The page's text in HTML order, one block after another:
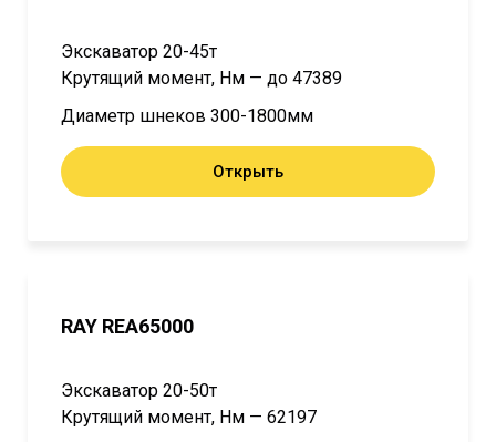
Экскаватор 20-45т
Крутящий момент, Нм — до 47389
Диаметр шнеков 300-1800мм
Открыть
RAY REA65000
Экскаватор 20-50т
Крутящий момент, Нм — 62197